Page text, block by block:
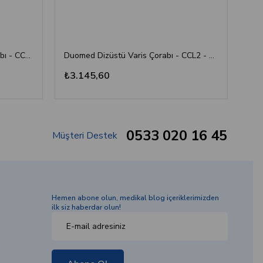
Mediven Plus Dizüstü Varis Çorabı - CCL3 - Burnu Kapalı - Bej - 4 Numara Duomed Dizüstü Varis Çorabı - CCL2 - Burnu Kapalı - Bej - XL
₺3.145,60
Müşteri Destek 0533 020 16 45
Hemen abone olun, medikal blog içeriklerimizden
ilk siz haberdar olun!